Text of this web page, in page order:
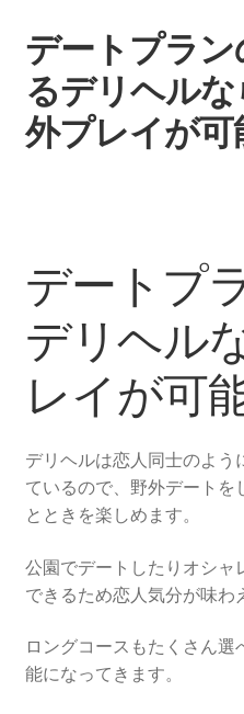
ナ
ビ
ゲ
ー
シ
キ
ッ
プ
コ
ン
テ
ン
ツ
プ
デートプラン
るデリヘル
外プレイが可
デートプ
デリヘル
レイが可
デリヘルは恋人同士のよ
ているので、野外デートを
とときを楽しめます。
公園でデートしたりオシャ
できるため恋人気分が味わ
ロングコースもたくさん
能になってきます。